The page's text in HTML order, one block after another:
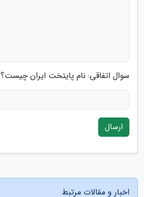
سوال اتفاقی: نام پایتخت ایران چیست؟
ارسال
اخبار و مقالات مرتبط